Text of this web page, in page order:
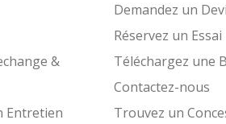
&
Entretien
Demandez un
Réservez un Essai
Téléchargez une
Contactez-nous
Trouvez un